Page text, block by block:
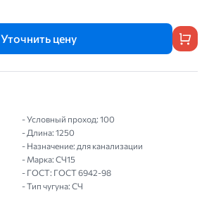
Уточнить цену
- Условный проход: 100
- Длина: 1250
- Назначение: для канализации
- Марка: СЧ15
- ГОСТ: ГОСТ 6942-98
- Тип чугуна: СЧ